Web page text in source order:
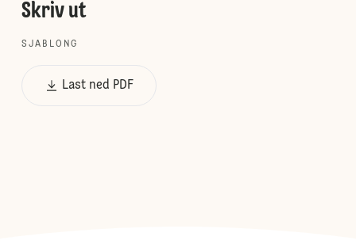
Skriv ut
SJABLONG
Last ned PDF